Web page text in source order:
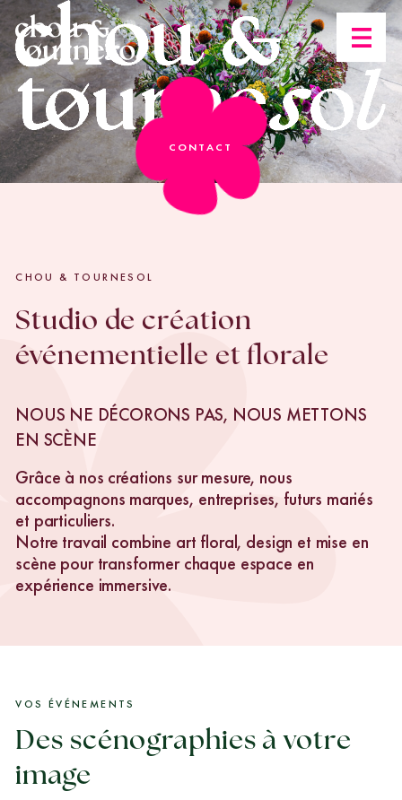
Open
CONTACT
CHOU & TOURNESOL
Studio de création
événementielle et florale
NOUS NE DÉCORONS PAS, NOUS METTONS
EN SCÈNE
Grâce à nos créations sur mesure, nous
accompagnons marques, entreprises, futurs mariés
et particuliers.
Notre travail combine art floral, design et mise en
scène pour transformer chaque espace en
expérience immersive.
VOS ÉVÉNEMENTS
Des scénographies à votre
image